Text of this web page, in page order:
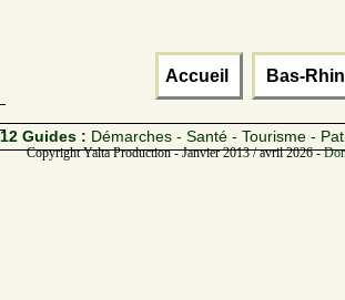
Accueil Bas-
12 Guides : Démarches - Santé - Tourisme -
Copyright Yalta Production - Janvier 2013 / avril 2026 -